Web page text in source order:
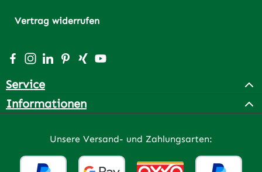
Vertrag widerrufen
Besuche uns auf Facebook – öffnet in neuem Tab
Schau auf Instagram vorbei – öffnet in neuem Tab
Vernetze dich mit uns auf LinkedIn – öffnet in
Lass dich auf Pinterest inspirieren – öffnet
Vernetze dich mit uns auf Xing – öffnet
Sieh dir unsere Videos auf YouTube
Service
Informationen
Unsere Versand- und Zahlungsarten: